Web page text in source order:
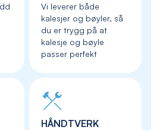
Vi leverer både
kalesjer og bøyler, så
du er trygg på at
kalesje og bøyle
passer perfekt
HÅNDTVERK